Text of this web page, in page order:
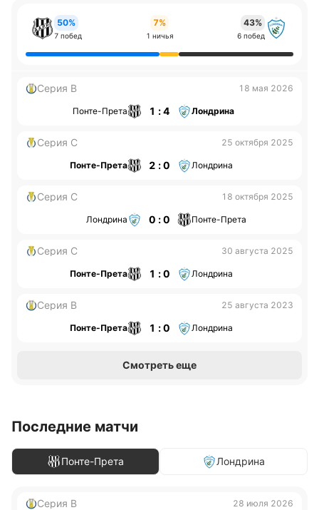
50%
7 побед
7%
1 ничья
43%
6 побед
Серия B 18 мая 2026
Понте-Прета 1 : 4 Лондрина
Серия С 25 октября 2025
Понте-Прета 2 : 0 Лондрина
Серия С 18 октября 2025
Лондрина 0 : 0 Понте-Прета
Серия С 30 августа 2025
Понте-Прета 1 : 0 Лондрина
Серия B 25 августа 2023
Понте-Прета 1 : 0 Лондрина
Смотреть еще
Последние матчи
Понте-Прета Лондрина
Серия B 28 июля 2026